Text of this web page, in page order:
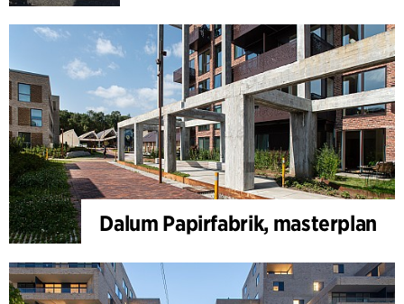
Dalum Papirfabrik, masterplan